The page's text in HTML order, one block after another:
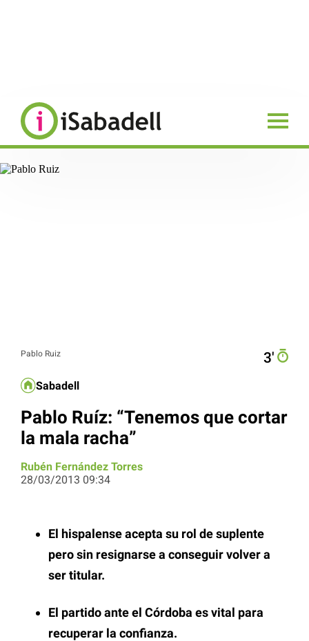
Pablo Ruiz 3′
Sabadell
Pablo Ruíz: “Tenemos que cortar
la mala racha”
Rubén Fernández Torres
28/03/2013 09:34
El hispalense acepta su rol de suplente
pero sin resignarse a conseguir volver a
ser titular.
El partido ante el Córdoba es vital para
recuperar la confianza.